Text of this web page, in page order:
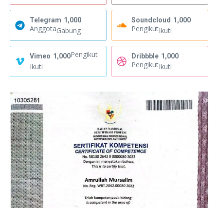
Telegram 1,000
AnggotaGabung
Soundcloud 1,000
PengikutIkuti
Vimeo 1,000Pengikut
Ikuti
Dribbble 1,000
PengikutIkuti